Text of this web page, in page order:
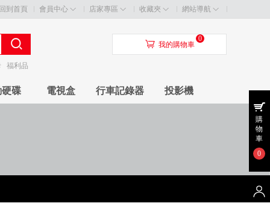
回到首頁 會員中心 店家專區 收藏夾 網站導航
福利品
󰃦 我的購物車
0
碟 電視盒 行車記錄器 投影機
購
物
車
0